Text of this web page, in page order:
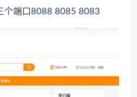
个端口8088 8085 8083